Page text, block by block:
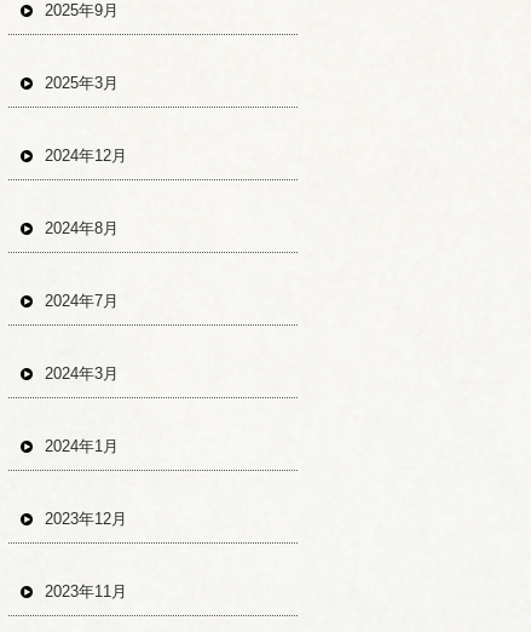
2025年9月
2025年3月
2024年12月
2024年8月
2024年7月
2024年3月
2024年1月
2023年12月
2023年11月